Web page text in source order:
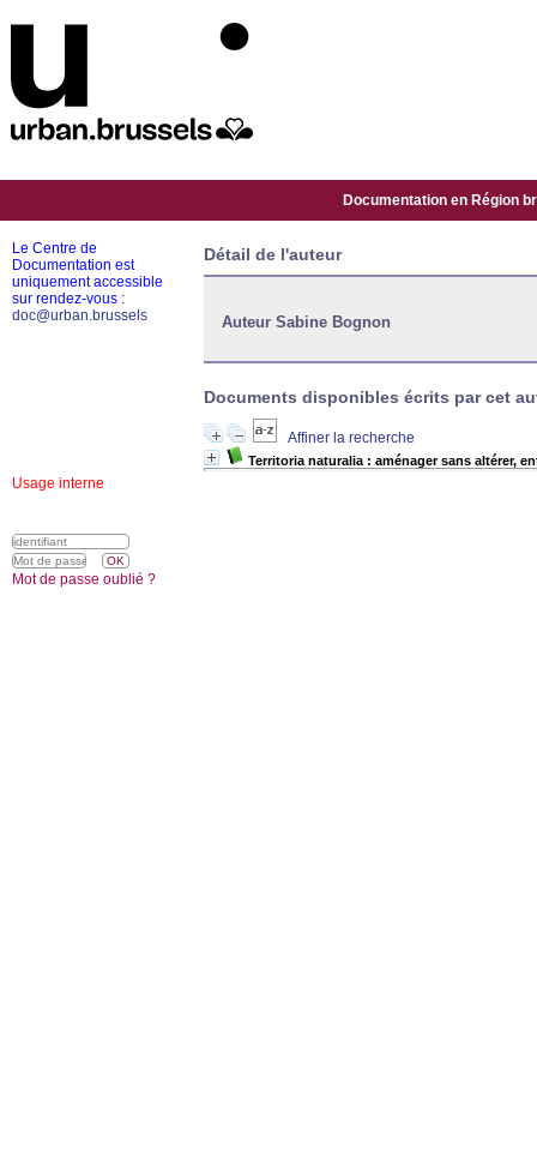
Documentation en Région
Détail de l'auteur
Auteur Sabine Bognon
Documents disponibles écrits par cet
Affiner la recherche
Territoria naturalia : aménager sans altérer,
Le Centre de
Documentation est
uniquement accessible
sur rendez-vous :
doc@urban.brussels
Usage interne
Mot de passe oublié ?